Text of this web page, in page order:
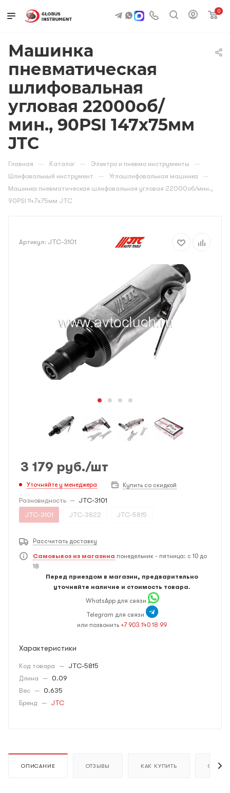
0
Машинка
пневматическая
шлифовальная
угловая 22000об/
мин., 90PSI 147х75мм
JTC
Главная — Каталог — Электро и пневмо инструменты —
Шлифовальный инструмент — Углошлифовальная машинка —
Машинка пневматическая шлифовальная угловая 22000об/мин.,
90PSI 147х75мм JTC
Артикул: JTC-3101
3 179 руб./шт
Уточняйте у менеджера Купить со скидкой
Разновидность — JTC-3101
JTC-3101
JTC-3822 JTC-5815
Рассчитать доставку
Самовывоз из магазина понедельник - пятница: с 10 до
18
Перед приездом в магазин, предварительно
уточняйте наличие и стоимость товара.
WhatsApp для связи
Telegram для связи
или позвонить +7 903 140 18 99
Характеристики
Код товара — JTC-5815
Длина — 0.09
Вес — 0.635
Бренд — JTC
ОПИСАНИЕ ОТЗЫВЫ КАК КУПИТЬ ОПЛАТА